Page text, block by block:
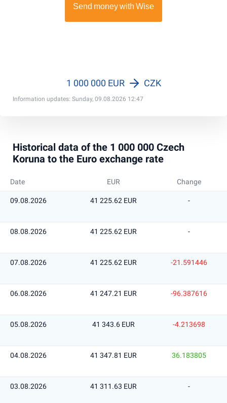
Information updates: Sunday, 09.08.2026 12:47
1 000 000 EUR CZK
Historical data of the 1 000 000 Czech
Koruna to the Euro exchange rate
Date EUR Change
09.08.2026 41 225.62 EUR -
08.08.2026 41 225.62 EUR -
07.08.2026 41 225.62 EUR -21.591446
06.08.2026 41 247.21 EUR -96.387616
05.08.2026 41 343.6 EUR -4.213698
04.08.2026 41 347.81 EUR 36.183805
03.08.2026 41 311.63 EUR -